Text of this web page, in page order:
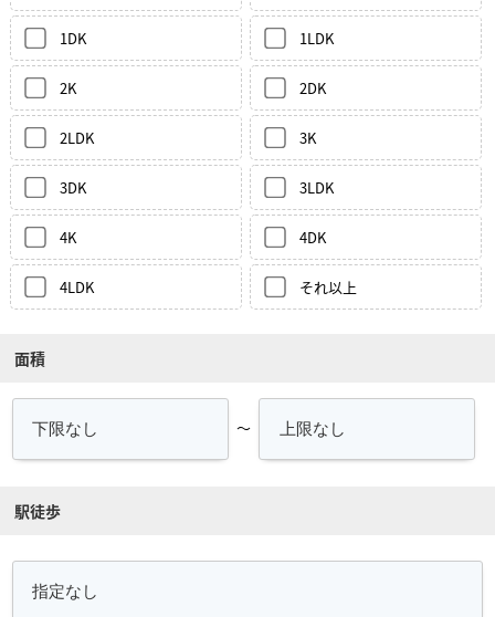
1DK 1LDK
2K 2DK
2LDK 3K
3DK 3LDK
4K 4DK
4LDK それ以上
面積
～
駅徒歩